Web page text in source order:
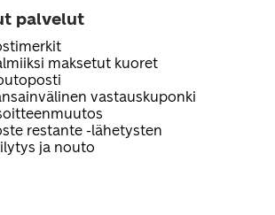
palvelut
maksetut kuoret
vastauskuponki
restante -lähetysten
ja nouto